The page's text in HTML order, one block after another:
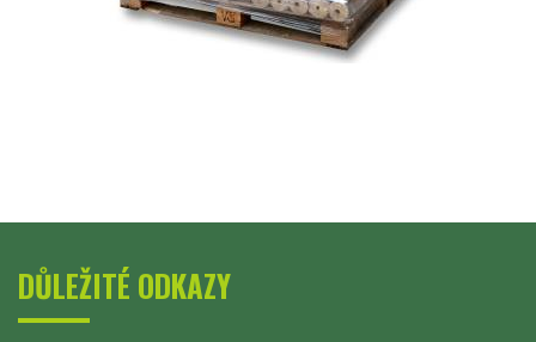
DŮLEŽITÉ ODKAZY